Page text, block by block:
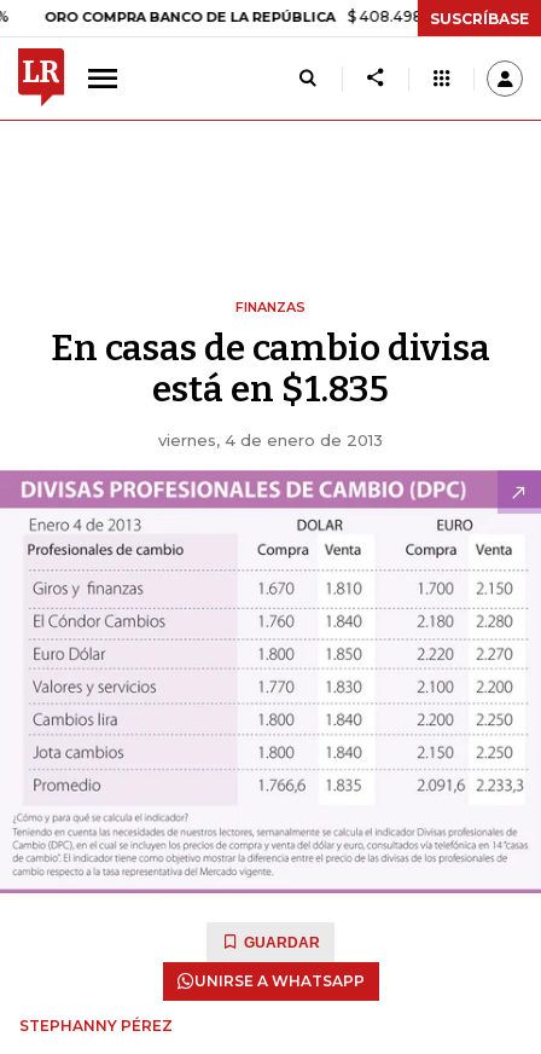
COMPRA BANCO DE LA REPÚBLICA $ 408.498,97 +$ 8.753,81
SUSCRÍBASE
FINANZAS
En casas de cambio divisa
está en $1.835
viernes, 4 de enero de 2013
GUARDAR
UNIRSE A WHATSAPP
STEPHANNY PÉREZ